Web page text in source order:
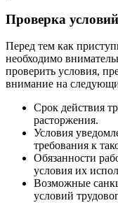
Проверка
Перед тем как
необходимо
проверить условия,
внимание на
Срок действия
расторжения.
Условия
требования к
Обязанности
условия их
Возможные
условий